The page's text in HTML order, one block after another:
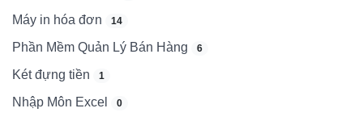
Máy in hóa đơn 14
Phần Mềm Quản Lý Bán Hàng 6
Két đựng tiền 1
Nhập Môn Excel 0